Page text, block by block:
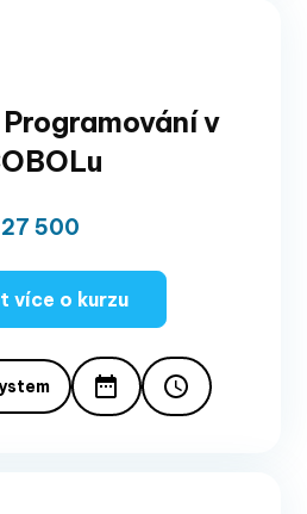
v
27 500
více o kurzu